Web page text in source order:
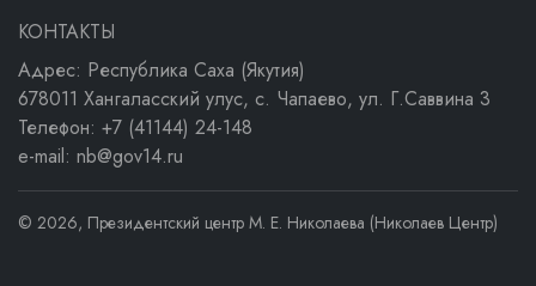
КОНТАКТЫ
Адрес: Республика Саха (Якутия)
678011 Хангаласский улус, с. Чапаево, ул. Г.Саввина 3
Телефон: +7 (41144) 24-148
e-mail: nb@gov14.ru
© 2026, Президентский центр М. Е. Николаева (Николаев Центр)